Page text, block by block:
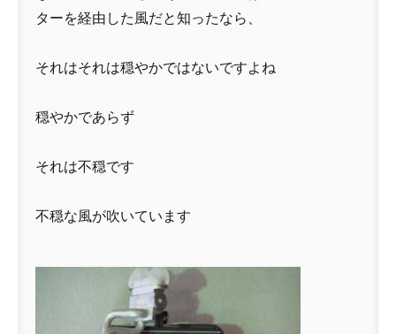
ターを経由した風だと知ったなら、
それはそれは穏やかではないですよね
穏やかであらず
それは不穏です
不穏な風が吹いています